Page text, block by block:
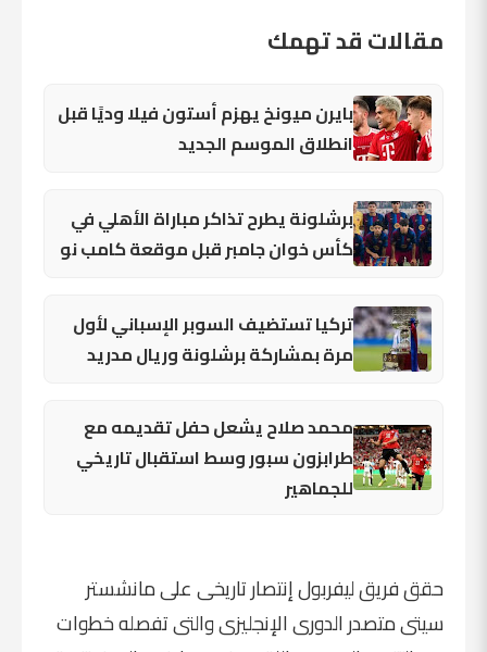
مقالات قد تهمك
بايرن ميونخ يهزم أستون فيلا وديًا قبل
انطلاق الموسم الجديد
برشلونة يطرح تذاكر مباراة الأهلي في
كأس خوان جامبر قبل موقعة كامب نو
تركيا تستضيف السوبر الإسباني لأول
مرة بمشاركة برشلونة وريال مدريد
محمد صلاح يشعل حفل تقديمه مع
طرابزون سبور وسط استقبال تاريخي
للجماهير
حقق فريق ليفربول إنتصار تاريخى على مانشستر
سيتى متصدر الدورى الإنجليزى والتى تفصله خطوات